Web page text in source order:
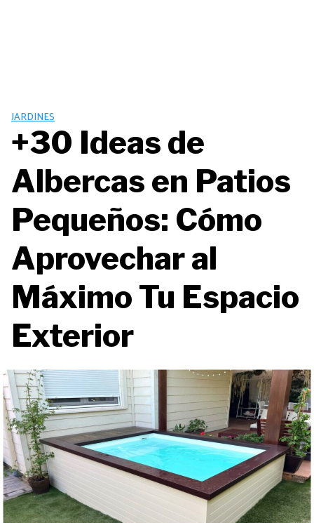
JARDINES
+30 Ideas de
Albercas en Patios
Pequeños: Cómo
Aprovechar al
Máximo Tu Espacio
Exterior